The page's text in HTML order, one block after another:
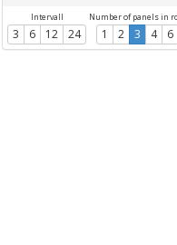
Intervall
3 6 12 24
Number of panels in
1 2 3 4 6